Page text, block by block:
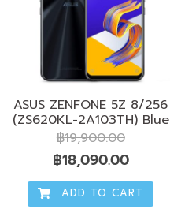
ASUS ZENFONE 5Z 8/256
(ZS620KL-2A103TH) Blue
฿19,900.00
Original
price
was:
฿18,090.00Current
price
is:
ADD TO CART